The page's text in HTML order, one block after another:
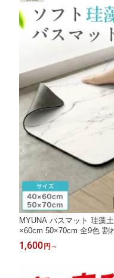
MYUNA バスマット 珪藻
×60cm 50×70cm 全9色 割
おしゃれ 北欧 お風呂マッ
1,600 円 ～